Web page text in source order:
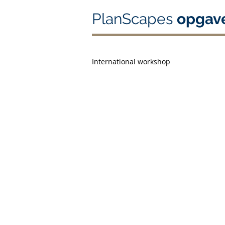
PlanScapes
International workshop